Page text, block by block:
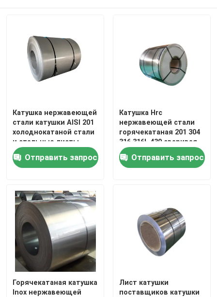
Катушка нержавеющей
стали катушки AISI 201
холоднокатаной стали
и стальные листы
катушки
Отправить запрос
Катушка Hrc
нержавеющей стали
горячекатаная 201 304
316 316L 430 сваривая
Ss свертывает
спиралью 304
Отправить запрос
Горячекатаная катушка
Inox нержавеющей
Лист катушки
поставщиков катушки